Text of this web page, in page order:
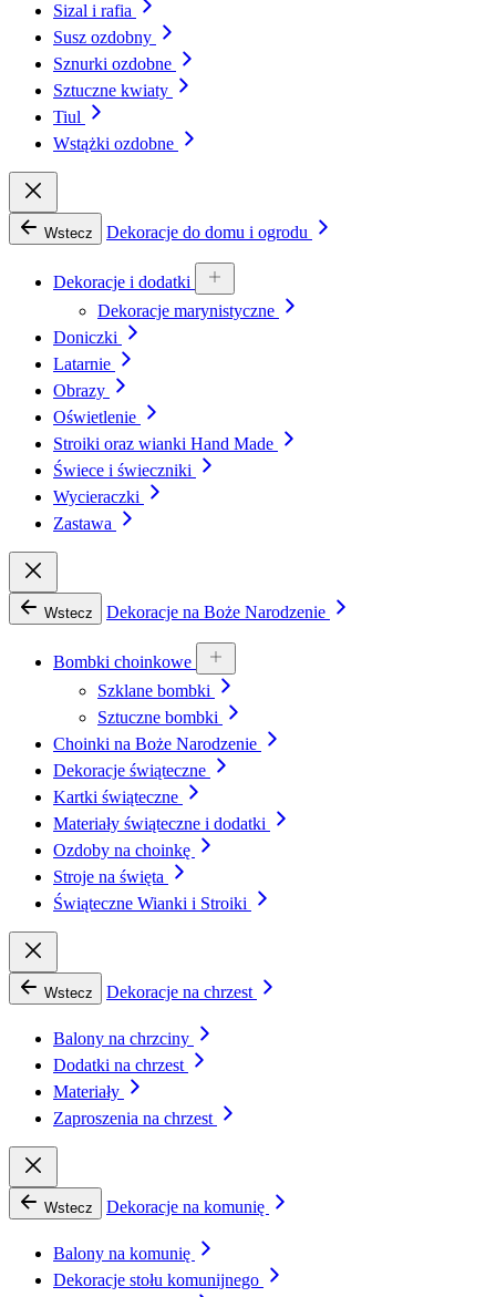
Sizal i rafia
Susz ozdobny
Sznurki ozdobne
Sztuczne kwiaty
Tiul
Wstążki ozdobne
Wstecz Dekoracje do domu i ogrodu
Dekoracje i dodatki
Dekoracje marynistyczne
Doniczki
Latarnie
Obrazy
Oświetlenie
Stroiki oraz wianki Hand Made
Świece i świeczniki
Wycieraczki
Zastawa
Wstecz Dekoracje na Boże Narodzenie
Bombki choinkowe
Szklane bombki
Sztuczne bombki
Choinki na Boże Narodzenie
Dekoracje świąteczne
Kartki świąteczne
Materiały świąteczne i dodatki
Ozdoby na choinkę
Stroje na święta
Świąteczne Wianki i Stroiki
Wstecz Dekoracje na chrzest
Balony na chrzciny
Dodatki na chrzest
Materiały
Zaproszenia na chrzest
Wstecz Dekoracje na komunię
Balony na komunię
Dekoracje stołu komunijnego